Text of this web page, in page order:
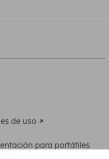
de uso
para portátiles